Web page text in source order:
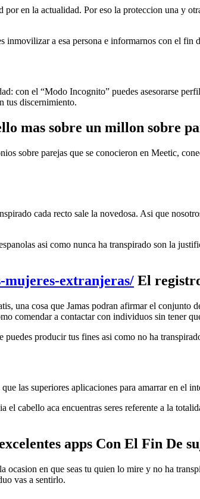
en la actualidad. Por eso la proteccion una y
a esa persona e informarnos con el fin
con el “Modo Incognito” puedes asesorarse
tus discernimiento.
mas sobre un millon sobre
sobre parejas que se conocieron en Meetic,
cada recto sale la novedosa. Asi que
asi­ como nunca ha transpirado son la
mujeres-extranjeras/ El
una cosa que Jamas podran afirmar el conjunto
comendar a contactar con individuos sin tener
producir tus fines asi­ como no ha
las superiores aplicaciones para amarrar en
cabello aca encuentras seres referente a la
apps Con El Fin De
en que seas tu quien lo mire y no ha
vas a sentirlo.